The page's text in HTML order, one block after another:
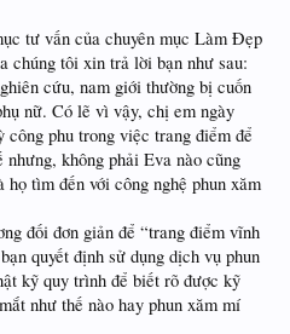
tư vấn của chuyên mục Làm Đẹp
chúng tôi xin trả lời bạn như sau:
cứu, nam giới thường bị cuốn
nữ. Có lẽ vì vậy, chị em ngày
phu trong việc trang điểm để
không phải Eva nào cũng
tìm đến với công nghệ phun xăm
đối đơn giản để “trang điểm vĩnh
quyết định sử dụng dịch vụ phun
kỹ quy trình để biết rõ được kỹ
như thế nào hay phun xăm mí